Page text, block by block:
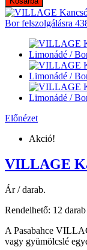
Előnézet
Akció!
VILLAGE
Ár / darab.
Rendelhető: 12
A Pasabahce
vagy gyümölcslé